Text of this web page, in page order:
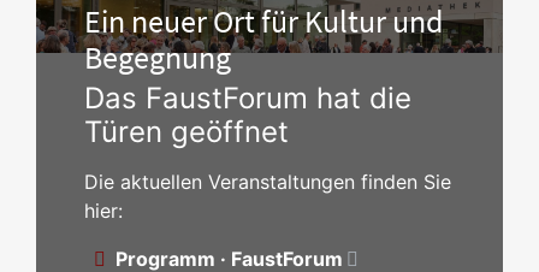
Ein neuer Ort für Kultur und
Begegnung
Das FaustForum hat die
Türen geöffnet
Die aktuellen Veranstaltungen finden Sie
hier:
Programm · FaustForum